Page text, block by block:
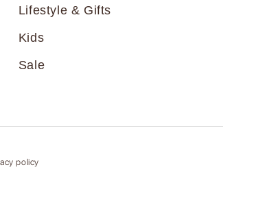
Lifestyle & Gifts
Kids
Sale
policy